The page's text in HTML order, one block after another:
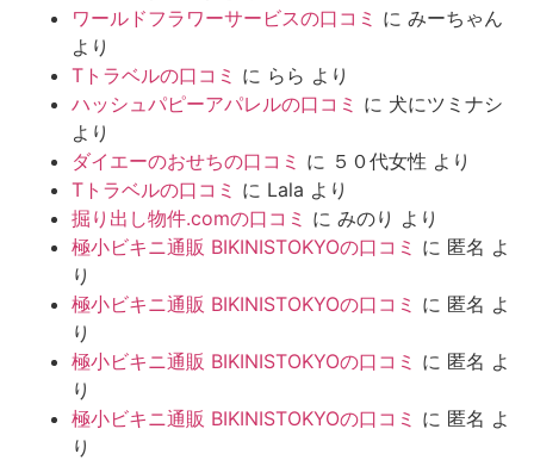
ワールドフラワーサービスの口コミ に みーちゃん
より
Tトラベルの口コミ に らら より
ハッシュパピーアパレルの口コミ に 犬にツミナシ
より
ダイエーのおせちの口コミ に ５０代女性 より
Tトラベルの口コミ に Lala より
掘り出し物件.comの口コミ に みのり より
極小ビキニ通販 BIKINISTOKYOの口コミ に 匿名 よ
り
極小ビキニ通販 BIKINISTOKYOの口コミ に 匿名 よ
り
極小ビキニ通販 BIKINISTOKYOの口コミ に 匿名 よ
り
極小ビキニ通販 BIKINISTOKYOの口コミ に 匿名 よ
り